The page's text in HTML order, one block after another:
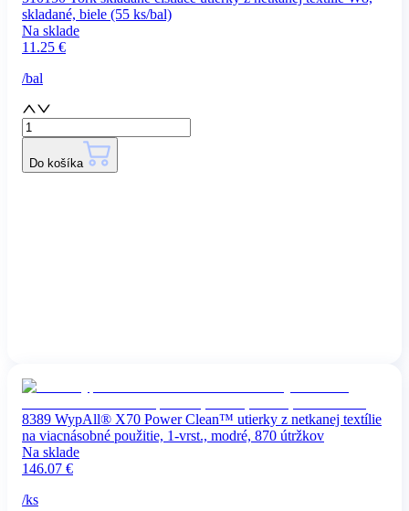
skladané, biele (55 ks/bal)
Na sklade
11.25 €
/bal
Do košíka
8389 WypAll® X70 Power Clean™ utierky z netkanej textílie
na viacnásobné použitie, 1-vrst., modré, 870 útržkov
Na sklade
146.07 €
/ks